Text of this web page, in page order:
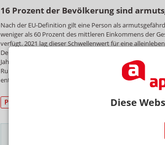
Diese
16 Prozent der Bevölkerung sind
Nach der EU-Definition gilt eine Person als
weniger als 60 Prozent des mittleren Einkommens der
verfügt. 2021 lag dieser Schwellenwert für eine
Deutschland laut dem Statistischen Bundesamt (Destatis)
Jahresgehalt von 15.009 Euro netto beziehungsweise
Rund 13 Millionen Menschen waren 2021 in Deutschland
entspricht knapp 16 Prozent der Bevölkerung.
Personal